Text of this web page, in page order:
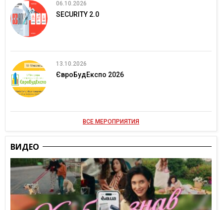
06.10.2026
SECURITY 2.0
13.10.2026
ЄвроБудЕкспо 2026
ВСЕ МЕРОПРИЯТИЯ
ВИДЕО